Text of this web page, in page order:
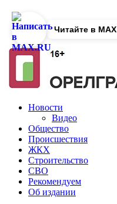
Новости
Видео
Общество
Происшествия
ЖКХ
Строительство
СВО
Рекомендуем
Об издании
Читайте в MAX